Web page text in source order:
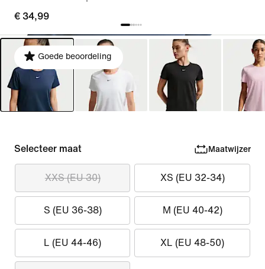
€ 34,99
Goede beoordeling
Selecteer maat Maatwijzer
XXS (EU 30) XS (EU 32-34)
S (EU 36-38) M (EU 40-42)
L (EU 44-46) XL (EU 48-50)